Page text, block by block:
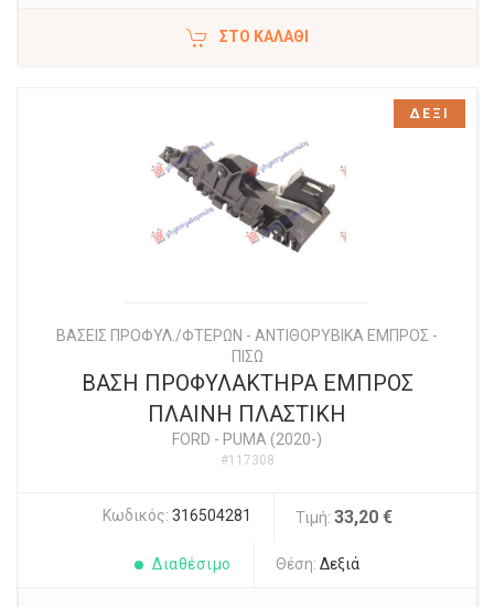
ΣΤΟ ΚΑΛΆΘΙ
ΒΑΣΕΙΣ ΠΡΟΦΥΛ./ΦΤΕΡΩΝ - ΑΝΤΙΘΟΡΥΒΙΚΑ ΕΜΠΡΟΣ -
ΠΙΣΩ
ΒΑΣΗ ΠΡΟΦΥΛΑΚΤΗΡΑ ΕΜΠΡΟΣ
ΠΛΑΙΝΗ ΠΛΑΣΤΙΚΗ
FORD - PUMA (2020-)
#117308
Κωδικός: 316504281 Τιμή: 33,20 €
Διαθέσιμο Θέση: Δεξιά
ΔΕΞΙ